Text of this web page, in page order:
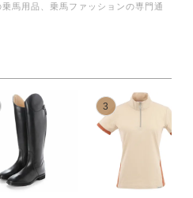
馬用品、乗馬ファッションの専門通
3